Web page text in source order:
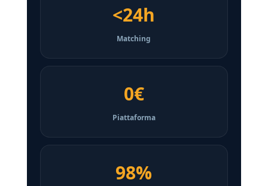
<24h
Matching
0€
Piattaforma
98%